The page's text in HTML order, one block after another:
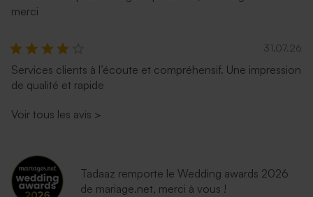
merci
31.07.26
Services clients à l’écoute et compréhensif. Une impression
de qualité et rapide
Voir tous les avis >
Tadaaz remporte le Wedding awards 2026
de mariage.net, merci à vous !